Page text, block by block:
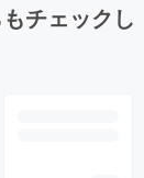
チェックし